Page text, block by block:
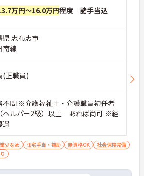
万円～16.0万円程度 諸手当込
県 志布志市
南線
(正職員)
問 ※介護福祉士・介護職員初任者
ヘルパー2級）以上 あれば尚可 ※経
遇
少なめ 住宅手当・補助 無資格OK
社会保険完備